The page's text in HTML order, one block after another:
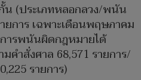
(ประเภทหลอกลวง/พนัน
ยการ เฉพาะเดือนพฤษภาคม
ารพนันผิดกฎหมายได้
คำสั่งศาล 68,571 รายการ/
รายการ)